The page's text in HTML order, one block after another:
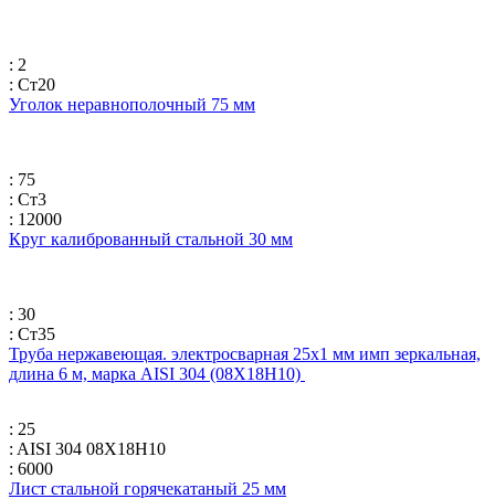
: 2
: Ст20
Уголок неравнополочный 75 мм
: 75
: Ст3
: 12000
Круг калиброванный стальной 30 мм
: 30
: Ст35
Труба нержавеющая. электросварная 25х1 мм имп зеркальная,
длина 6 м, марка AISI 304 (08Х18Н10)
: 25
: AISI 304 08Х18Н10
: 6000
Лист стальной горячекатаный 25 мм